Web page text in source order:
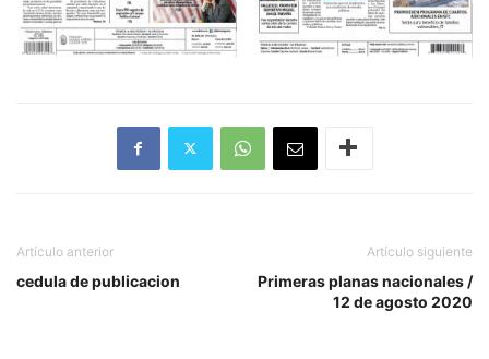
Artículo anterior
cedula de publicacion
Artículo siguiente
Primeras planas nacionales /
12 de agosto 2020